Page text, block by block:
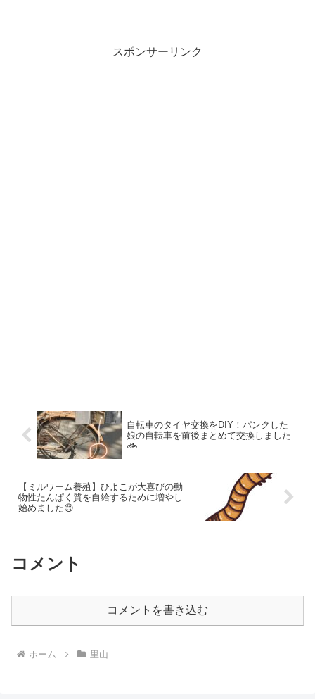
スポンサーリンク
自転車のタイヤ交換をDIY！パンクした
娘の自転車を前後まとめて交換しました
🚲
【ミルワーム養殖】ひよこが大喜びの動
物性たんぱく質を自給するために増やし
始めました😊
コメント
コメントを書き込む
ホーム 里山